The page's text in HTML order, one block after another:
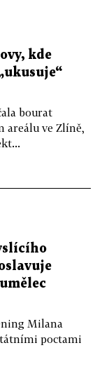
kde
bourat
areálu ve Zlíně,
Milana
poctami